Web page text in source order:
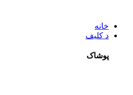
خانه
د کلیف
پوشاک